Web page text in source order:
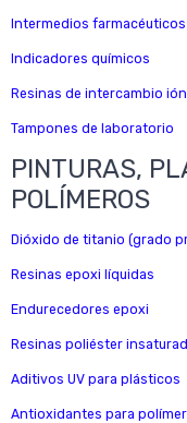
Intermedios farmacéuticos
Indicadores químicos
Resinas de intercambio
Tampones de laboratorio
PINTURAS,
POLÍMEROS
Dióxido de titanio (grado
Resinas epoxi líquidas
Endurecedores epoxi
Resinas poliéster
Aditivos UV para plásticos
Antioxidantes para